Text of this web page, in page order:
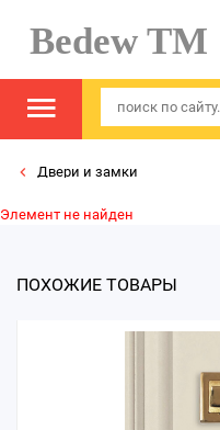
Bedew TM
Двери и замки
Элемент не найден
ПОХОЖИЕ ТОВАРЫ